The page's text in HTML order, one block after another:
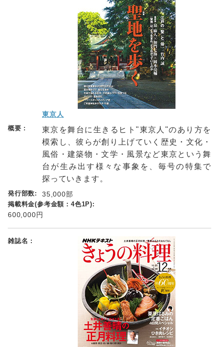
東京人
東京を舞台に生きるヒト"東京人"のあり方を
模索し、彼らが創り上げていく歴史・文化・
風俗・建築物・文学・風景など東京という舞
台が生み出す様々な事象を、毎号の特集で
探っていきます。
35,000部
600,000円